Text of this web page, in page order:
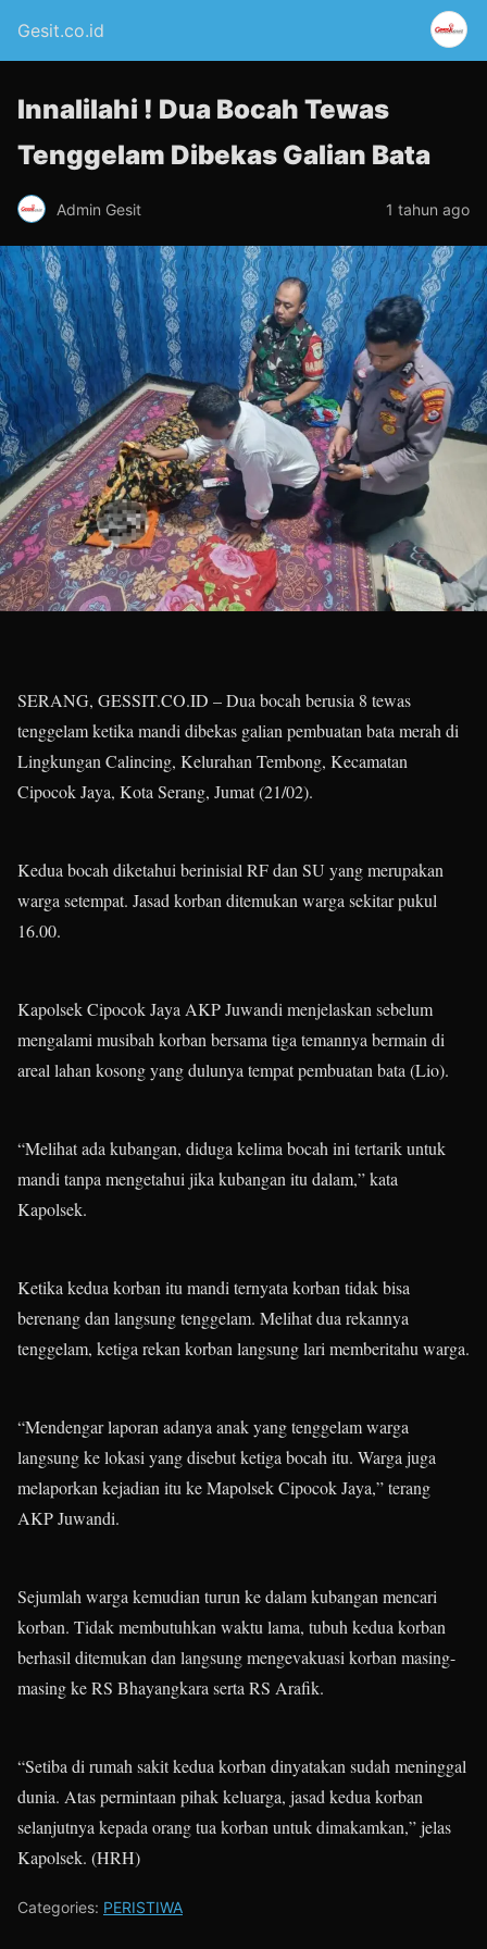
Gesit.co.id
Innalilahi ! Dua Bocah Tewas
Tenggelam Dibekas Galian Bata
Admin Gesit 1 tahun ago
SERANG, GESSIT.CO.ID – Dua bocah berusia 8 tewas
tenggelam ketika mandi dibekas galian pembuatan bata merah di
Lingkungan Calincing, Kelurahan Tembong, Kecamatan
Cipocok Jaya, Kota Serang, Jumat (21/02).
Kedua bocah diketahui berinisial RF dan SU yang merupakan
warga setempat. Jasad korban ditemukan warga sekitar pukul
16.00.
Kapolsek Cipocok Jaya AKP Juwandi menjelaskan sebelum
mengalami musibah korban bersama tiga temannya bermain di
areal lahan kosong yang dulunya tempat pembuatan bata (Lio).
“Melihat ada kubangan, diduga kelima bocah ini tertarik untuk
mandi tanpa mengetahui jika kubangan itu dalam,” kata
Kapolsek.
Ketika kedua korban itu mandi ternyata korban tidak bisa
berenang dan langsung tenggelam. Melihat dua rekannya
tenggelam, ketiga rekan korban langsung lari memberitahu warga.
“Mendengar laporan adanya anak yang tenggelam warga
langsung ke lokasi yang disebut ketiga bocah itu. Warga juga
melaporkan kejadian itu ke Mapolsek Cipocok Jaya,” terang
AKP Juwandi.
Sejumlah warga kemudian turun ke dalam kubangan mencari
korban. Tidak membutuhkan waktu lama, tubuh kedua korban
berhasil ditemukan dan langsung mengevakuasi korban masing-
masing ke RS Bhayangkara serta RS Arafik.
“Setiba di rumah sakit kedua korban dinyatakan sudah meninggal
dunia. Atas permintaan pihak keluarga, jasad kedua korban
selanjutnya kepada orang tua korban untuk dimakamkan,” jelas
Kapolsek. (HRH)
Categories: PERISTIWA